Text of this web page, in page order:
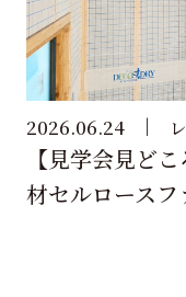
2026.06.24
【見学会見ど
材セルロースフ